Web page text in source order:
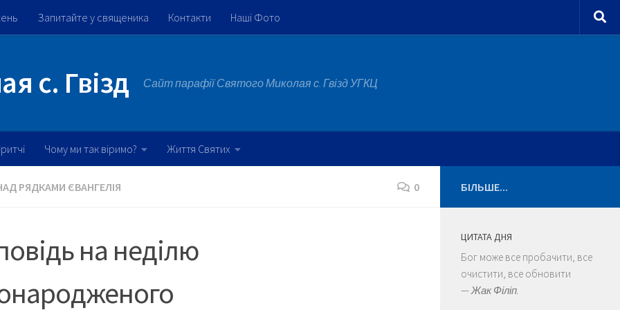
Запитайте у священика Контакти Наші Фото
с. Гвізд Сайт парафії Святого Миколая с. Гвізд УГКЦ
Чому ми так віримо? Життя Святих
РЯДКАМИ ЄВАНГЕЛІЯ 0
на неділю
БІЛЬШЕ...
ЦИТАТА ДНЯ
Бог може все пробачити, все
очистити, все обновити
—Жак Філіп.